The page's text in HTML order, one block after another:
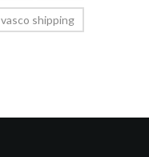
vasco shipping